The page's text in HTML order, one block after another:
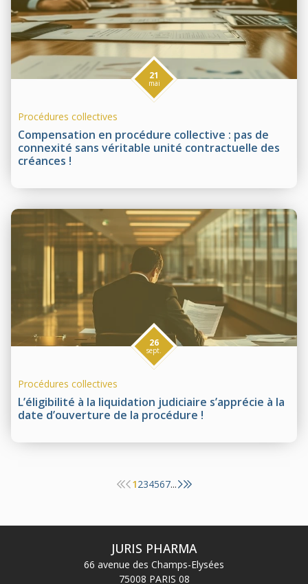
Compensation en procédure collective : pas de
connexité sans véritable unité contractuelle des
créances !
21
mai
Procédures collectives
L’éligibilité à la liquidation judiciaire s’apprécie à la
date d’ouverture de la procédure !
26
sept.
Procédures collectives
1234567...
JURIS PHARMA
66 avenue des Champs-Elysées
75008 PARIS 08